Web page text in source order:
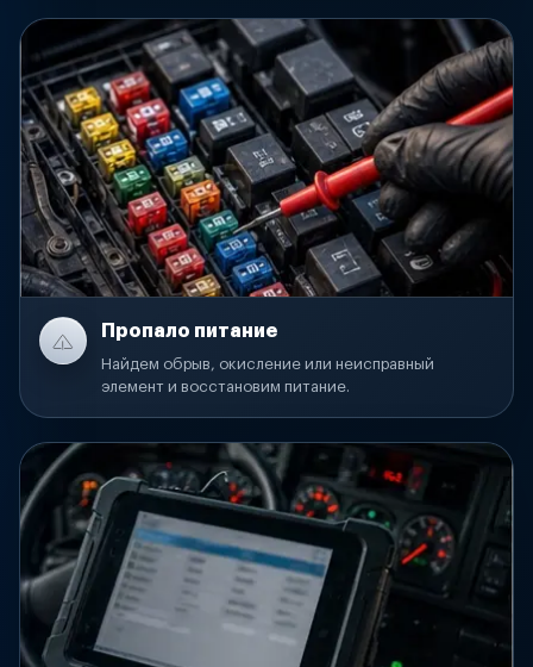
Пропало питание
Найдем обрыв, окисление или неисправный
элемент и восстановим питание.